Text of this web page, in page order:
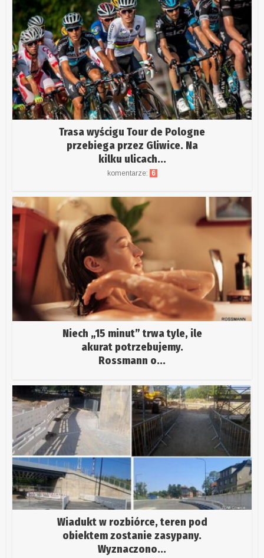
Trasa wyścigu Tour de Pologne
przebiega przez Gliwice. Na
kilku ulicach...
komentarze: 6
Niech „15 minut” trwa tyle, ile
akurat potrzebujemy.
Rossmann o...
Wiadukt w rozbiórce, teren pod
obiektem zostanie zasypany.
Wyznaczono...